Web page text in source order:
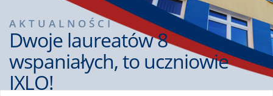
AKTUALNOŚCI
Dwoje laureatów 8
wspaniałych, to uczniowie
IXLO!